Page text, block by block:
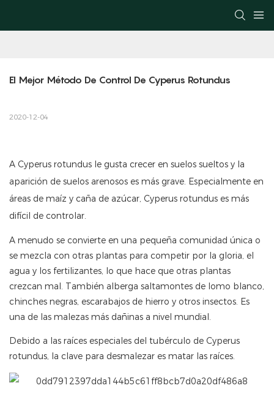
El Mejor Método De Control De Cyperus Rotundus
2020-12-04
A Cyperus rotundus le gusta crecer en suelos sueltos y la
aparición de suelos arenosos es más grave. Especialmente en
áreas de maíz y caña de azúcar, Cyperus rotundus es más
difícil de controlar.
A menudo se convierte en una pequeña comunidad única o
se mezcla con otras plantas para competir por la gloria, el
agua y los fertilizantes, lo que hace que otras plantas
crezcan mal. También alberga saltamontes de lomo blanco,
chinches negras, escarabajos de hierro y otros insectos. Es
una de las malezas más dañinas a nivel mundial.
Debido a las raíces especiales del tubérculo de Cyperus
rotundus, la clave para desmalezar es matar las raíces.